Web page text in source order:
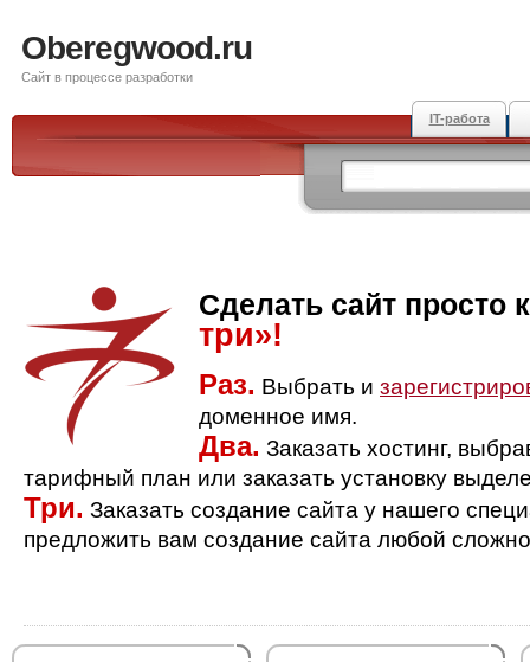
Oberegwood.ru
Сайт в процессе разработки
IT-работа
Сделать сайт просто
три»!
Раз. Выбрать и
доменное имя.
Два. Заказать хостинг,
тарифный план или заказать установку
Три. Заказать создание сайта у нашего
предложить вам создание сайта любой